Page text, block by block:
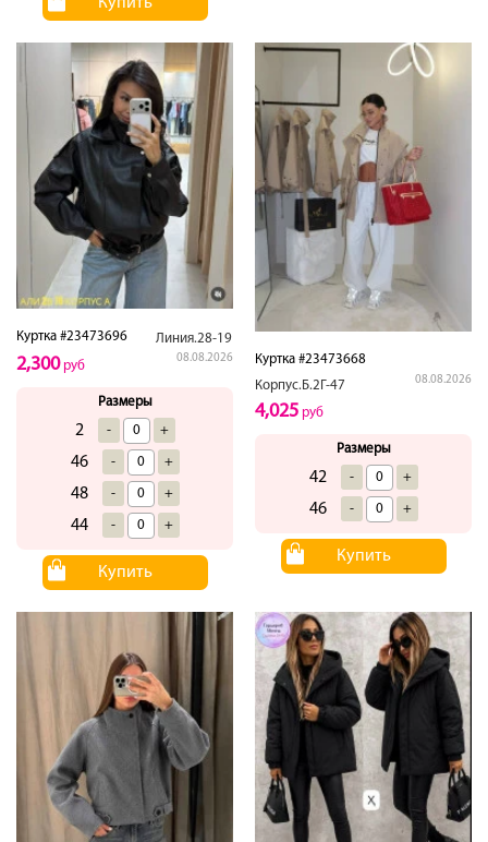
Куртка #23473696 Линия.28-19
08.08.2026
2,300руб
Размеры
2 - +
46 - +
48 - +
44 - +
Купить
Куртка #23473668
Корпус.Б.2Г-47
08.08.2026
4,025 руб
Размеры
42 - +
46 - +
Купить